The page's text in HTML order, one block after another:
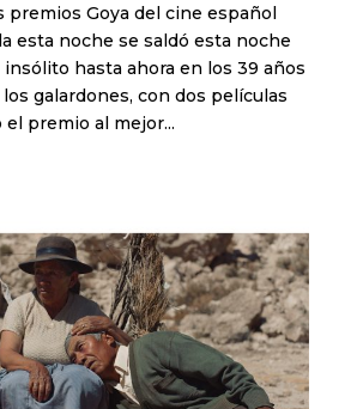
premios Goya del cine español
esta noche se saldó esta noche
hasta ahora en los 39 años
galardones, con dos películas
premio al mejor...